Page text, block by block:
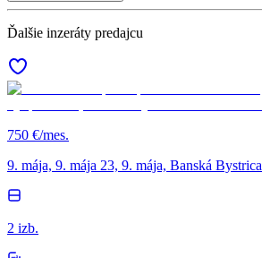
Ďalšie inzeráty predajcu
750 €/mes.
9. mája, 9. mája 23, 9. mája, Banská Bystrica
2 izb.